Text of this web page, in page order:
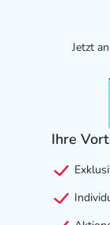
Jetzt
Ihre